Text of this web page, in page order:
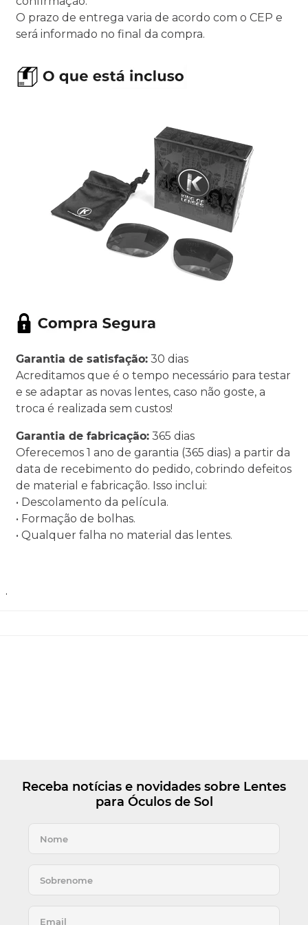
O prazo de entrega varia de acordo com o CEP e
será informado no final da compra.
Garantia de satisfação: 30 dias
Acreditamos que é o tempo necessário para testar
e se adaptar as novas lentes, caso não goste, a
troca é realizada sem custos!
Garantia de fabricação: 365 dias
Oferecemos 1 ano de garantia (365 dias) a partir da
data de recebimento do pedido, cobrindo defeitos
de material e fabricação. Isso inclui:
• Descolamento da película.
• Formação de bolhas.
• Qualquer falha no material das lentes.
.
Receba notícias e novidades sobre Lentes
para Óculos de Sol